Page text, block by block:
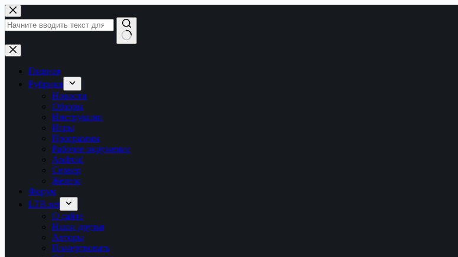
Перейти
к
сути
Ничего
не
найденоГлавная
Рубрики
Новости
Обзоры
Инструкции
Игры
Программы
Рабочее окружение
Android
Сервер
Железо
Форум
LTB.net
О сайте
Наши друзья
Авторы
Пожертвовать